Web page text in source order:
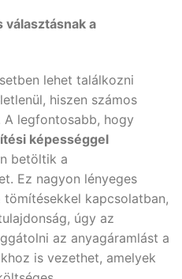
a
lehet találkozni
hiszen számos
legfontosabb, hogy
képességgel
betöltik a
Ez nagyon lényeges
kapcsolatban,
úgy az
az anyagáramlást a
is vezethet, amelyek